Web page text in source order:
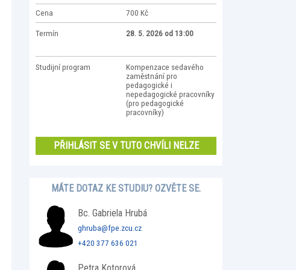
Cena 700 Kč
Termín 28. 5. 2026 od 13:00
Studijní program
Kompenzace sedavého
zaměstnání pro
pedagogické i
nepedagogické pracovníky
(pro pedagogické
pracovníky)
PŘIHLÁSIT SE V TUTO CHVÍLI NELZE
MÁTE DOTAZ KE STUDIU? OZVĚTE SE.
Bc. Gabriela Hrubá
ghruba@fpe.zcu.cz
+420 377 636 021